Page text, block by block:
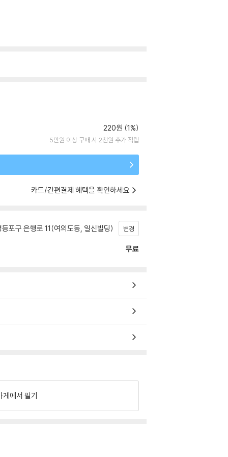
220원 (1%)
5만원 이상 구매 시 2천원 추가 적립
카드/간편결제 혜택을 확인하세요
포구 은행로 11(여의도동, 일신빌딩) 변경
무료
게에서 팔기